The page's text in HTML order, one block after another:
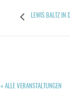
« ALLE VERANSTALTUNGEN
LEWIS BALTZ IN